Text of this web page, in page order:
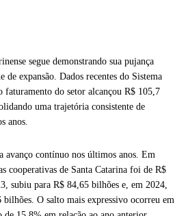
segue demonstrando sua pujança
de expansão. Dados recentes do Sistema
faturamento do setor alcançou R$ 105,7
uma trajetória consistente de
anos.
avanço contínuo nos últimos anos. Em
cooperativas de Santa Catarina foi de R$
subiu para R$ 84,65 bilhões e, em 2024,
bilhões. O salto mais expressivo ocorreu em